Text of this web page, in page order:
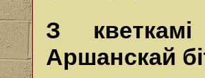
З
Аршанскай